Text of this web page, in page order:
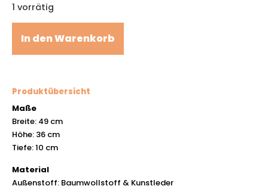
1 vorrätig
In den Warenkorb
Produktübersicht
Maße
Breite: 49 cm
Höhe: 36 cm
Tiefe: 10 cm
Material
Außenstoff: Baumwollstoff & Kunstleder